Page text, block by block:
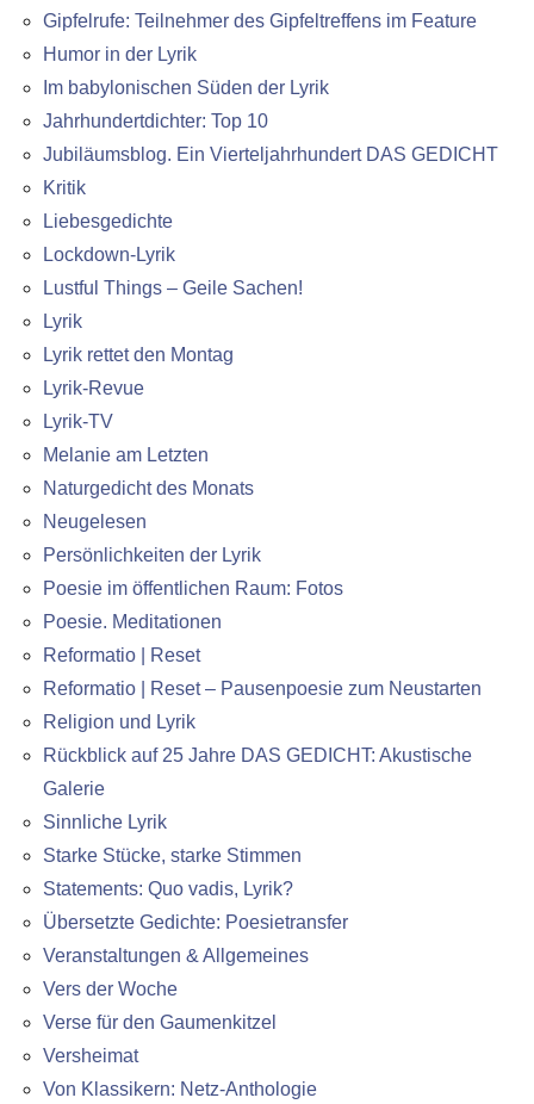
Gipfelrufe: Teilnehmer des Gipfeltreffens im Feature
Humor in der Lyrik
Im babylonischen Süden der Lyrik
Jahrhundertdichter: Top 10
Jubiläumsblog. Ein Vierteljahrhundert DAS GEDICHT
Kritik
Liebesgedichte
Lockdown-Lyrik
Lustful Things – Geile Sachen!
Lyrik
Lyrik rettet den Montag
Lyrik-Revue
Lyrik-TV
Melanie am Letzten
Naturgedicht des Monats
Neugelesen
Persönlichkeiten der Lyrik
Poesie im öffentlichen Raum: Fotos
Poesie. Meditationen
Reformatio | Reset
Reformatio | Reset – Pausenpoesie zum Neustarten
Religion und Lyrik
Rückblick auf 25 Jahre DAS GEDICHT: Akustische
Galerie
Sinnliche Lyrik
Starke Stücke, starke Stimmen
Statements: Quo vadis, Lyrik?
Übersetzte Gedichte: Poesietransfer
Veranstaltungen & Allgemeines
Vers der Woche
Verse für den Gaumenkitzel
Versheimat
Von Klassikern: Netz-Anthologie